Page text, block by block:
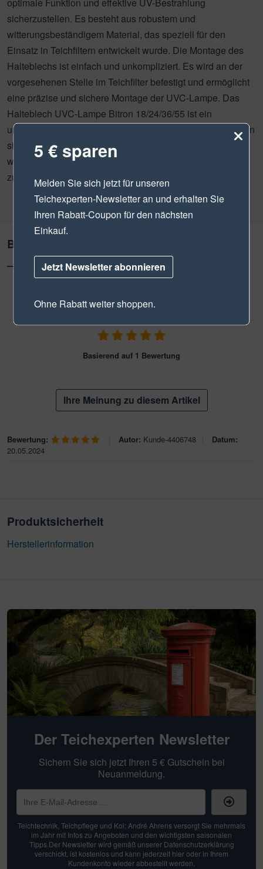
optimale Funktion und effektive UV-Bestrahlung
sicherzustellen. Es besteht aus robustem und
witterungsbeständigem Material, das speziell für den
Einsatz in Teichfiltern entwickelt wurde. Die Montage des
Halteblechs ist einfach und unkompliziert. Es wird an der
vorgesehenen Stelle im Teichfilter befestigt und ermöglicht
eine präzise und sichere Montage der UVC-Lampe. Das
Halteblech UVC-Lampe Bitron 18/24/36/55 ist ein
unverzichtbares Ersatzteil für Oase UVC-Lampen, um einen
sicheren Halt und optimale Funktion zu gewährleisten und
weiterhin klare und gesunde Wasserqualität in Ihrem Teich
zu genießen.
Bewertungen
Informationen zur Echtheit der Kundenbewertungen
Durchschnittliche Bewertung: 5
Basierend auf 1 Bewertung
Ihre Meinung zu diesem Artikel
Bewertung: Autor: Kunde-4406748
Datum:
20.05.2024
Produktsicherheit
Herstellerinformation
Der Teichexperten Newsletter
Sichern Sie sich jetzt Ihren 5 € Gutschein bei
Neuanmeldung.
Teichtechnik, Teichpflege und Koi: André Ahrens versorgt Sie mehrmals
im Jahr mit Infos zu Angeboten und den wichtigsten saisonalen
Tipps.Der Newsletter wird gemäß unserer Datenschutzerklärung
verschickt, ist kostenlos und kann jederzeit hier oder in Ihrem
Kundenkonto wieder abbestellt werden.
5 € sparen
Melden Sie sich jetzt für unseren
Teichexperten-Newsletteran und erhalten Sie
Ihren Rabatt-Coupon für den nächsten
Einkauf.
Jetzt Newsletter abonnieren
Ohne Rabatt weiter shoppen.